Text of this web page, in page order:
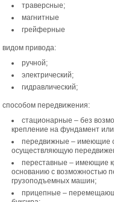
траверсные;
магнитные
грейферные
видом привода:
ручной;
электрический;
гидравлический;
способом передвижения:
стационарные – без
крепление на фундамент
передвижные – имеющие
осуществляющую
переставные – имеющие
основанию с возможностью
грузоподъемных машин;
прицепные –